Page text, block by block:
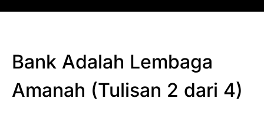
Bank Adalah Lembaga
Amanah (Tulisan 2 dari 4)